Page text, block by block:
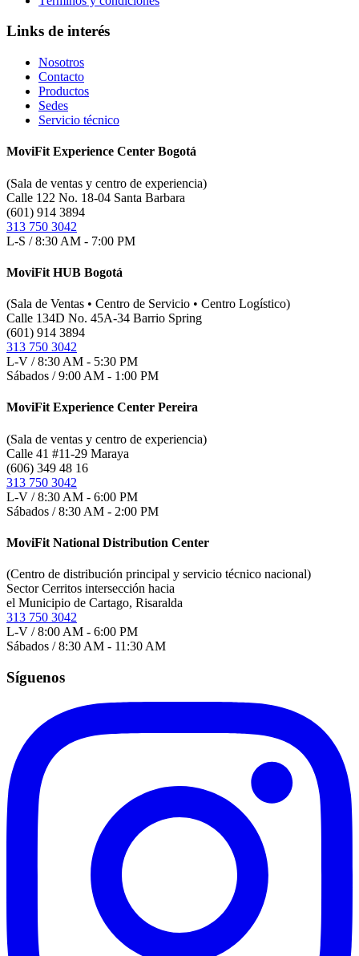
Links de interés
Nosotros
Contacto
Productos
Sedes
Servicio técnico
MoviFit Experience Center Bogotá
(Sala de ventas y centro de experiencia)
Calle 122 No. 18-04 Santa Barbara
(601) 914 3894
313 750 3042
L-S / 8:30 AM - 7:00 PM
MoviFit HUB Bogotá
(Sala de Ventas • Centro de Servicio • Centro Logístico)
Calle 134D No. 45A-34 Barrio Spring
(601) 914 3894
313 750 3042
L-V / 8:30 AM - 5:30 PM
Sábados / 9:00 AM - 1:00 PM
MoviFit Experience Center Pereira
(Sala de ventas y centro de experiencia)
Calle 41 #11-29 Maraya
(606) 349 48 16
313 750 3042
L-V / 8:30 AM - 6:00 PM
Sábados / 8:30 AM - 2:00 PM
MoviFit National Distribution Center
(Centro de distribución principal y servicio técnico nacional)
Sector Cerritos intersección hacia
el Municipio de Cartago, Risaralda
313 750 3042
L-V / 8:00 AM - 6:00 PM
Sábados / 8:30 AM - 11:30 AM
Síguenos